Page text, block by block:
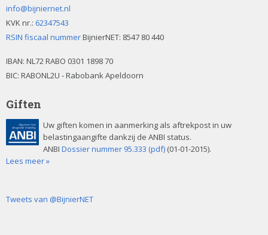
info@bijniernet.nl
KVK nr.: 62347543
RSIN fiscaal nummerBijnierNET: 8547 80 440
IBAN: NL72 RABO 0301 1898 70
BIC: RABONL2U - Rabobank Apeldoorn
Giften
Uw giften komen in aanmerking als aftrekpost in uw
belastingaangifte dankzij de ANBI status.
ANBI Dossier nummer 95.333 (pdf) (01-01-2015).
Lees meer »
Tweets van @BijnierNET